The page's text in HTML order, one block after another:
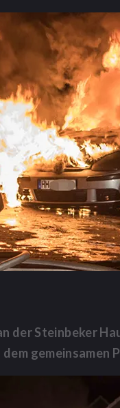
der Steinbeker
gemeinsamen